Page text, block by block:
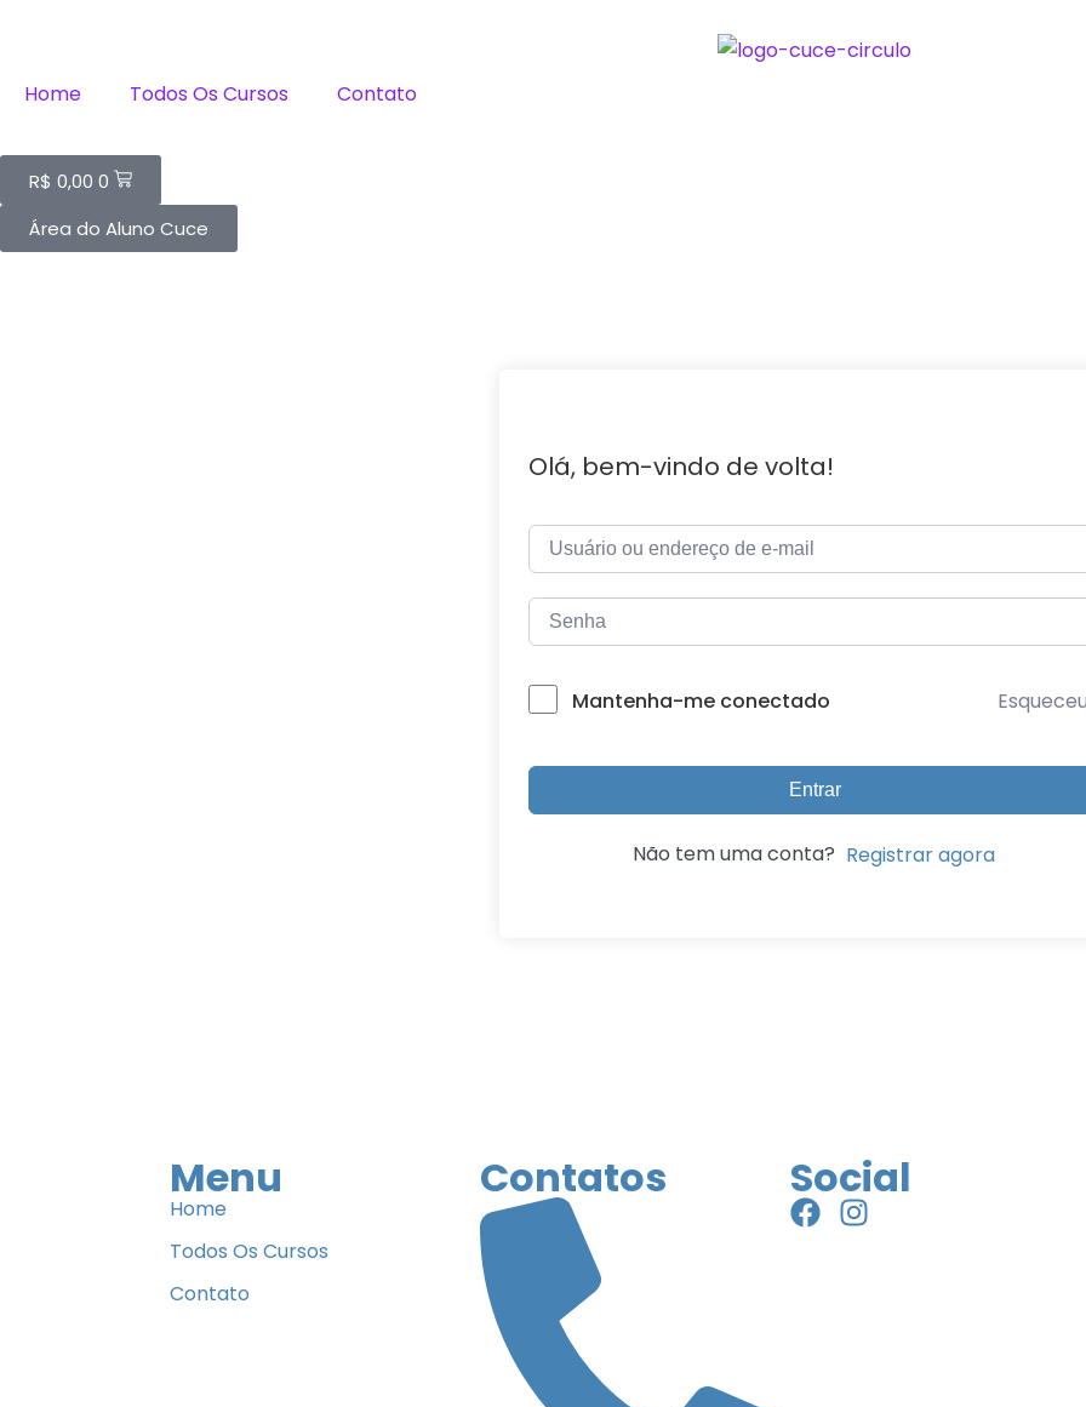
Home Todos Os Cursos Contato
R$ 0,00 0
Área do Aluno Cuce
Olá, bem-vindo de volta!
Mantenha-me conectado
Entrar
Não tem uma conta? Registrar agora
Menu
Home
Todos Os Cursos
Contato
Contatos Social